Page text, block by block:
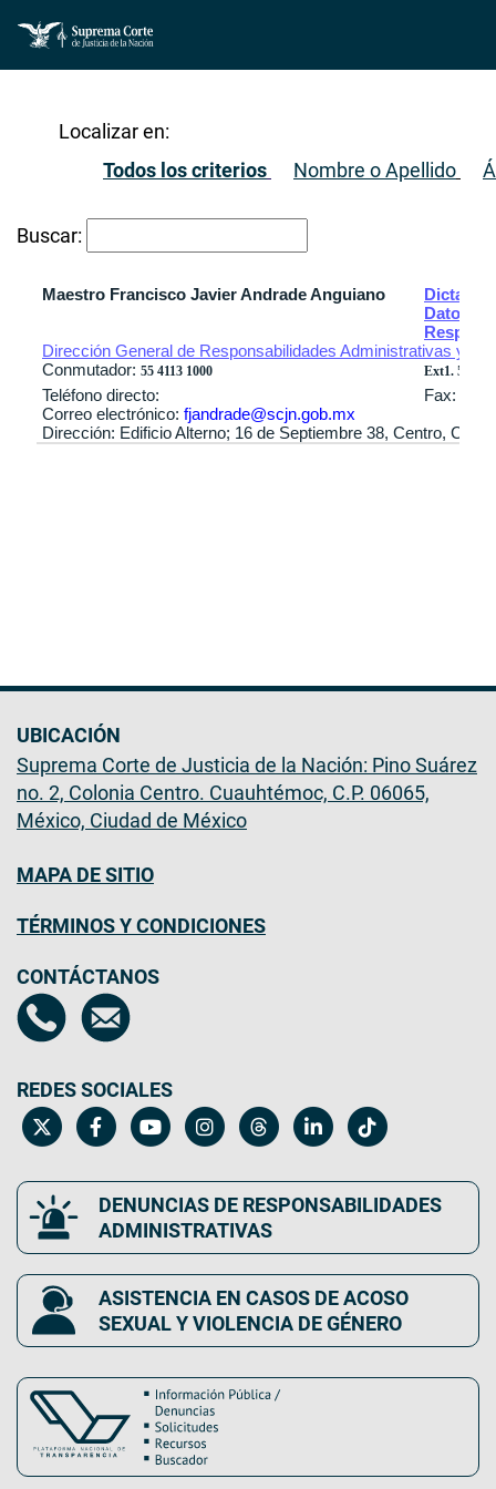
Localizar en:
Todos los criterios
Nombre o Apellido
Buscar:
Maestro Francisco Javier Andrade Anguiano
Datos
Dirección General de Responsabilidades Administrativas y de
Conmutador: 55 4113 1000 Ext1. 5540 /
Teléfono directo:
Fax:
Correo electrónico: fjandrade@scjn.gob.mx
Dirección: Edificio Alterno; 16 de Septiembre 38, Centro,
UBICACIÓN
Suprema Corte de Justicia de la Nación: Pino Suárez
no. 2, Colonia Centro. Cuauhtémoc, C.P. 06065,
México, Ciudad de México
MAPA DE SITIO
TÉRMINOS Y CONDICIONES
CONTÁCTANOS
REDES SOCIALES
DENUNCIAS DE RESPONSABILIDADES
ADMINISTRATIVAS
ASISTENCIA EN CASOS DE ACOSO
SEXUAL Y VIOLENCIA DE GÉNERO